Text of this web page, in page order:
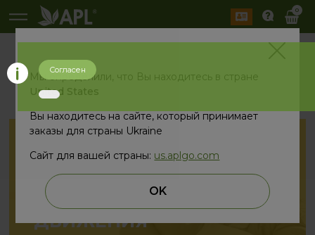
0
назад
РАДОСТЬ
ДВИЖЕНИЯ
Мы определили, что Вы находитесь в стране
United States
Вы находитесь на сайте, который принимает
заказы для страны Ukraine
Сайт для вашей страны: us.aplgo.com
OK
Согласен